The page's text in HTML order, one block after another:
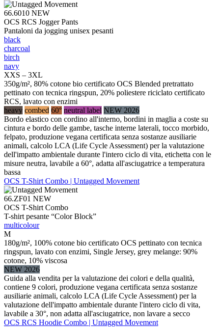
66.6010 NEW
OCS RCS Jogger Pants
Pantaloni da jogging unisex pesanti
black
charcoal
birch
navy
XXS – 3XL
350g/m², 80% cotone bio certificato OCS Blended pretrattato
pettinato con tecnica ringspun, 20% poliestere riciclato certificato
RCS, lavato con enzimi
heavy combed 60° neutral label NEW 2026
Bordo elastico con cordino all'interno, bordini in maglia a coste su
cintura e bordo delle gambe, tasche interne laterali, tocco morbido,
felpato, produzione vegana certificata senza sostanze ausiliarie
animali, calcolo LCA (Life Cycle Assessment) per la valutazione
dell'impatto ambientale durante l'intero ciclo di vita, etichetta con le
misure neutra, lavabile a 60°, adatta all'asciugatrice a temperatura
bassa
OCS T-Shirt Combo | Untagged Movement
66.ZF01 NEW
OCS T-Shirt Combo
T-shirt pesante “Color Block”
multicolour
M
180g/m², 100% cotone bio certificato OCS pettinato con tecnica
ringspun, lavato con enzimi, Single Jersey, grey melange: 90%
cotone, 10% viscosa
NEW 2026
Guida alla vendita per la valutazione dei colori e della qualità,
contiene 9 colori, produzione vegana certificata senza sostanze
ausiliarie animali, calcolo LCA (Life Cycle Assessment) per la
valutazione dell'impatto ambientale durante l'intero ciclo di vita,
lavabile a 30°, non adatta all'asciugatrice, non lavare a secco
OCS RCS Hoodie Combo | Untagged Movement